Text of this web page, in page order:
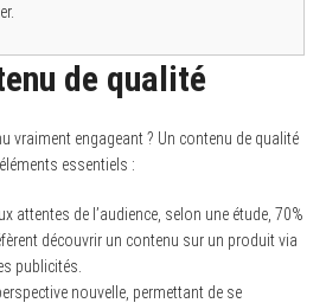
de qualité
vraiment engageant ? Un contenu de qualité
essentiels :
attentes de l’audience, selon une étude, 70%
découvrir un contenu sur un produit via
publicités.
nouvelle, permettant de se